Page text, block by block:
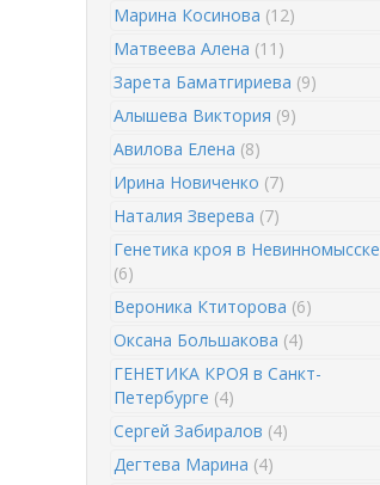
Марина Косинова (12)
Матвеева Алена (11)
Зарета Баматгириева (9)
Алышева Виктория (9)
Авилова Елена (8)
Ирина Новиченко (7)
Наталия Зверева (7)
Генетика кроя в Невинномысске
(6)
Вероника Ктиторова (6)
Оксана Большакова (4)
ГЕНЕТИКА КРОЯ в Санкт-
Петербурге (4)
Сергей Забиралов (4)
Дегтева Марина (4)